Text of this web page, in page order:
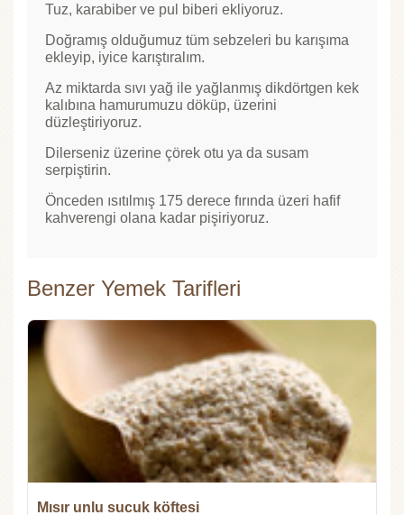
Tuz, karabiber ve pul biberi ekliyoruz.
Doğramış olduğumuz tüm sebzeleri bu karışıma
ekleyip, iyice karıştıralım.
Az miktarda sıvı yağ ile yağlanmış dikdörtgen kek
kalıbına hamurumuzu döküp, üzerini
düzleştiriyoruz.
Dilerseniz üzerine çörek otu ya da susam
serpiştirin.
Önceden ısıtılmış 175 derece fırında üzeri hafif
kahverengi olana kadar pişiriyoruz.
Benzer Yemek Tarifleri
Mısır unlu sucuk köftesi